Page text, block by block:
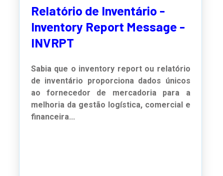
Relatório de Inventário -
Inventory Report Message -
INVRPT
Sabia que o inventory report ou relatório
de inventário proporciona dados únicos
ao fornecedor de mercadoria para a
melhoria da gestão logística, comercial e
financeira...